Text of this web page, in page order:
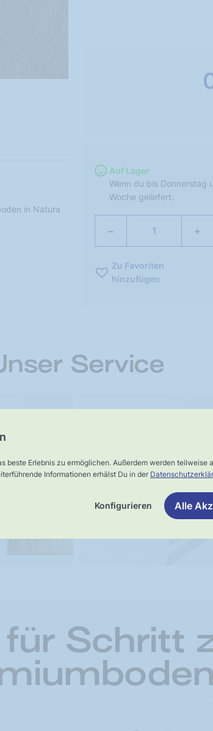
beste Erlebnis zu ermöglichen. Außerdem werden teilweise
Informationen erhälst Du in der
Konfigurieren Alle
Auf Lager
Wenn du bis Donnerstag
Woche geliefert.
− +
Zu Favoriten
hinzufügen
in Natura
Service
verlässliche
Lieferung
Schritt